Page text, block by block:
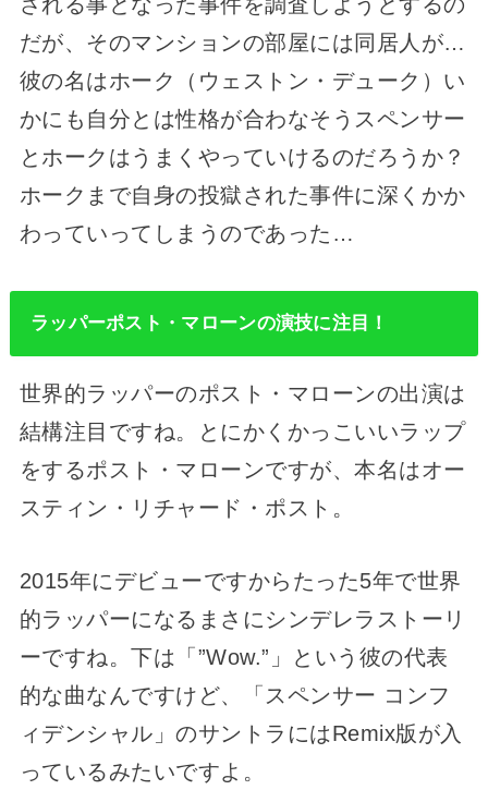
される事となった事件を調査しようとするの
だが、そのマンションの部屋には同居人が…
彼の名はホーク（ウェストン・デューク）い
かにも自分とは性格が合わなそうスペンサー
とホークはうまくやっていけるのだろうか？
ホークまで自身の投獄された事件に深くかか
わっていってしまうのであった…
ラッパーポスト・マローンの演技に注目！
世界的ラッパーのポスト・マローンの出演は
結構注目ですね。とにかくかっこいいラップ
をするポスト・マローンですが、本名はオー
スティン・リチャード・ポスト。
2015年にデビューですからたった5年で世界
的ラッパーになるまさにシンデレラストーリ
ーですね。下は「”Wow.”」という彼の代表
的な曲なんですけど、「スペンサー コンフ
ィデンシャル」のサントラにはRemix版が入
っているみたいですよ。